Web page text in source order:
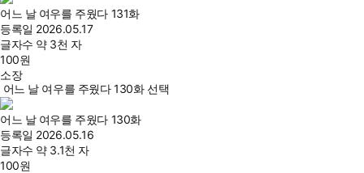
어느 날 여우를 주웠다 131화
등록일 2026.05.17
글자수 약 3천 자
100원
소장
어느 날 여우를 주웠다 130화 선택
어느 날 여우를 주웠다 130화
등록일 2026.05.16
글자수 약 3.1천 자
100원